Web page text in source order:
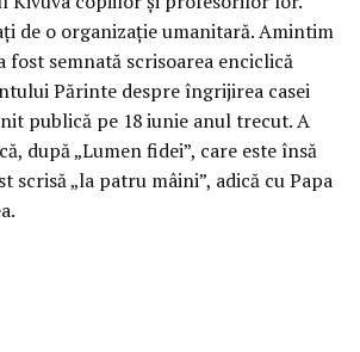
de o organizație umanitară. Amintim
fost semnată scrisoarea enciclică
Părinte despre îngrijirea casei
publică pe 18 iunie anul trecut. A
după „Lumen fidei”, care este însă
scrisă „la patru mâini”, adică cu Papa